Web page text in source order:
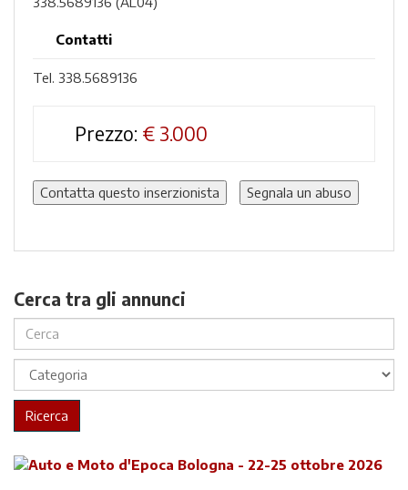
Contatti
Tel. 338.5689136
Prezzo: € 3.000
Contatta questo inserzionista Segnala un abuso
Cerca tra gli annunci
Ricerca